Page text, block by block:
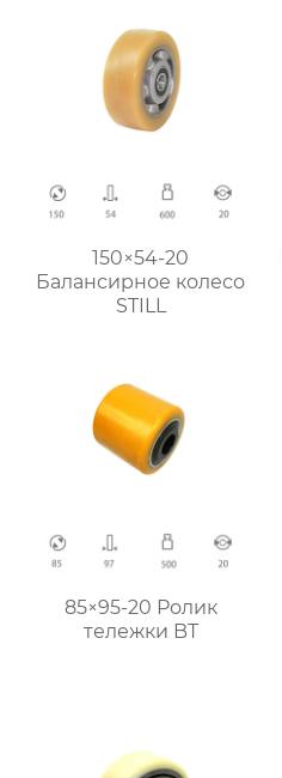
150×54-20
Балансирное колесо
STILL
85×95-20 Ролик
тележки BT